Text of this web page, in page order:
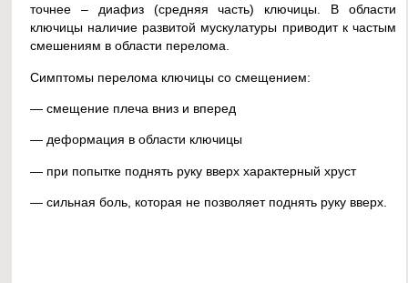
точнее – диафиз (средняя часть) ключицы. В области
ключицы наличие развитой мускулатуры приводит к частым
смешениям в области перелома.
Симптомы перелома ключицы со смещением:
— смещение плеча вниз и вперед
— деформация в области ключицы
— при попытке поднять руку вверх характерный хруст
— сильная боль, которая не позволяет поднять руку вверх.